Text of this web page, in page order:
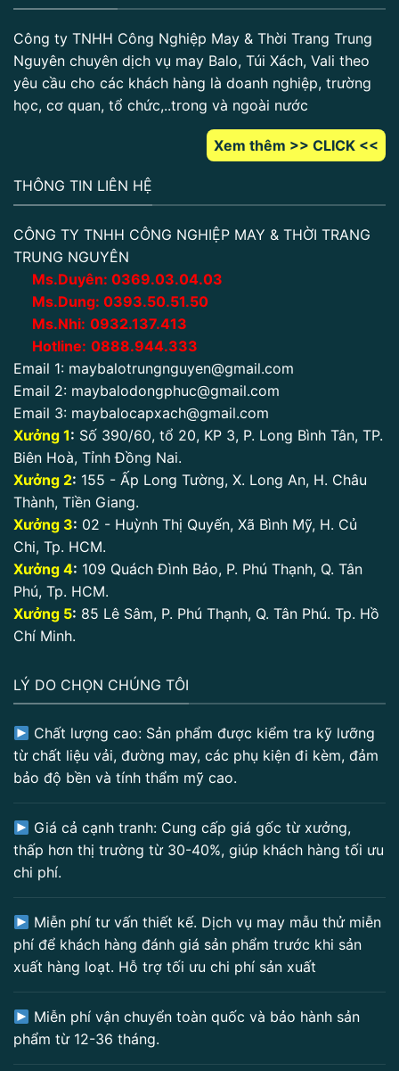
Công ty TNHH Công Nghiệp May & Thời Trang Trung
Nguyên chuyên dịch vụ may Balo, Túi Xách, Vali theo
yêu cầu cho các khách hàng là doanh nghiệp, trường
học, cơ quan, tổ chức,..trong và ngoài nước
Xem thêm >> CLICK <<
THÔNG TIN LIÊN HỆ
CÔNG TY TNHH CÔNG NGHIỆP MAY & THỜI TRANG
TRUNG NGUYÊN
Ms.Duyên: 0369.03.04.03
Ms.Dung: 0393.50.51.50
Ms.Nhi: 0932.137.413
Hotline: 0888.944.333
Email 1: maybalotrungnguyen@gmail.com
Email 2: maybalodongphuc@gmail.com
Email 3: maybalocapxach@gmail.com
Xưởng 1: Số 390/60, tổ 20, KP 3, P. Long Bình Tân, TP.
Biên Hoà, Tỉnh Đồng Nai.
Xưởng 2: 155 - Ấp Long Tường, X. Long An, H. Châu
Thành, Tiền Giang.
Xưởng 3: 02 - Huỳnh Thị Quyến, Xã Bình Mỹ, H. Củ
Chi, Tp. HCM.
Xưởng 4: 109 Quách Đình Bảo, P. Phú Thạnh, Q. Tân
Phú, Tp. HCM.
Xưởng 5: 85 Lê Sâm, P. Phú Thạnh, Q. Tân Phú. Tp. Hồ
Chí Minh.
LÝ DO CHỌN CHÚNG TÔI
Chất lượng cao: Sản phẩm được kiểm tra kỹ lưỡng
từ chất liệu vải, đường may, các phụ kiện đi kèm, đảm
bảo độ bền và tính thẩm mỹ cao.
Giá cả cạnh tranh: Cung cấp giá gốc từ xưởng,
thấp hơn thị trường từ 30-40%, giúp khách hàng tối ưu
chi phí.
Miễn phí tư vấn thiết kế. Dịch vụ may mẫu thử miễn
phí để khách hàng đánh giá sản phẩm trước khi sản
xuất hàng loạt. Hỗ trợ tối ưu chi phí sản xuất
Miễn phí vận chuyển toàn quốc và bảo hành sản
phẩm từ 12-36 tháng.